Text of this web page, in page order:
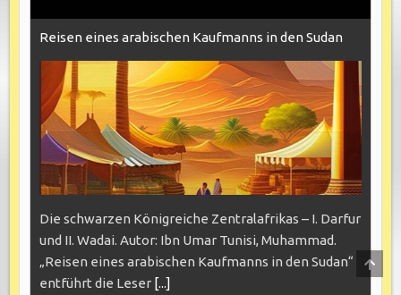
Reisen eines arabischen Kaufmanns in den Sudan
Die schwarzen Königreiche Zentralafrikas – I. Darfur
und II. Wadai. Autor: Ibn Umar Tunisi, Muhammad.
„Reisen eines arabischen Kaufmanns in den Sudan“
entführt die Leser [...] TO